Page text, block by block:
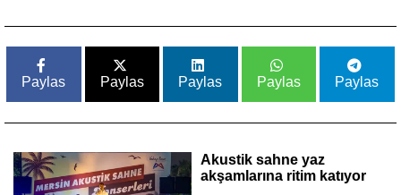
Paylas Paylas Paylas Paylas Paylas
Akustik sahne yaz
akşamlarına ritim katıyor